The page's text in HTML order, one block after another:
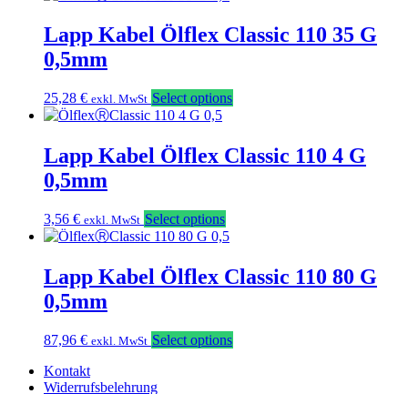
Lapp Kabel Ölflex Classic 110 35 G
0,5mm
25,28 € exkl. MwSt Select options
Lapp Kabel Ölflex Classic 110 4 G
0,5mm
3,56 € exkl. MwSt Select options
Lapp Kabel Ölflex Classic 110 80 G
0,5mm
87,96 € exkl. MwSt Select options
Kontakt
Widerrufsbelehrung